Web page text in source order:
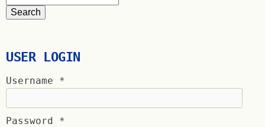
USER LOGIN
Username *
Password *